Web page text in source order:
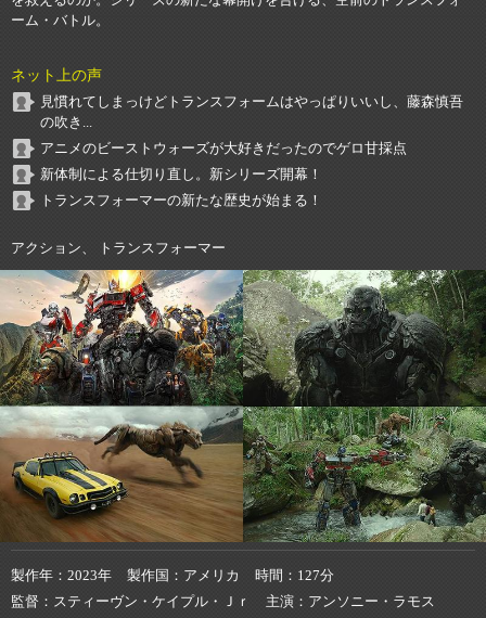
ーム・バトル。
ネット上の声
見慣れてしまっけどトランスフォームはやっぱりいいし、藤森慎吾
の吹き...
アニメのビーストウォーズが大好きだったのでゲロ甘採点
新体制による仕切り直し。新シリーズ開幕！
トランスフォーマーの新たな歴史が始まる！
アクション、 トランスフォーマー
製作年 2023年 製作国 アメリカ 時間
127分
監督
スティーヴン・ケイプル・Ｊｒ 主演 アンソニー・ラモス